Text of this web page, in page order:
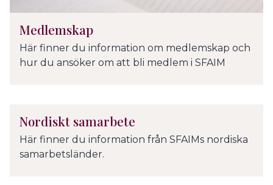
Medlemskap
Här finner du information om medlemskap och
hur du ansöker om att bli medlem i SFAIM
Nordiskt samarbete
Här finner du information från SFAIMs nordiska
samarbetsländer.